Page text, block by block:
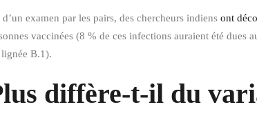
examen par les pairs, des chercheurs indiens ont
vaccinées (8 % de ces infections auraient été dues
B.1).
diffère-t-il du